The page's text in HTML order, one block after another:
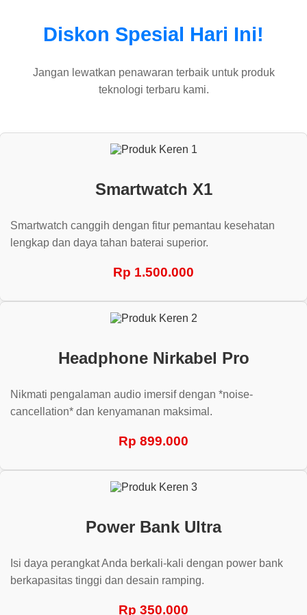
Diskon Spesial Hari Ini!
Jangan lewatkan penawaran terbaik untuk produk
teknologi terbaru kami.
Smartwatch X1
Smartwatch canggih dengan fitur pemantau kesehatan
lengkap dan daya tahan baterai superior.
Rp 1.500.000
Headphone Nirkabel Pro
Nikmati pengalaman audio imersif dengan *noise-
cancellation* dan kenyamanan maksimal.
Rp 899.000
Power Bank Ultra
Isi daya perangkat Anda berkali-kali dengan power bank
berkapasitas tinggi dan desain ramping.
Rp 350.000